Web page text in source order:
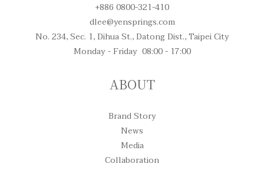
+886 0800-321-410
dlee@yensprings.com
No. 234, Sec. 1, Dihua St., Datong Dist., Taipei City
Monday - Friday 08:00 - 17:00
ABOUT
Brand Story
News
Media
Collaboration